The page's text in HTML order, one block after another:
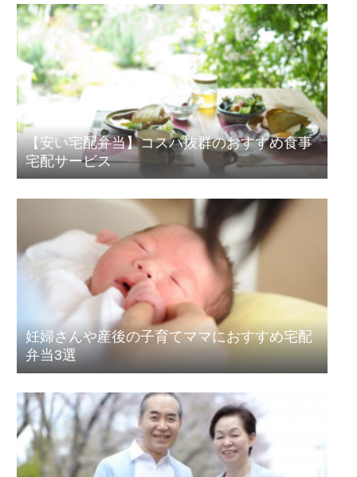
【安い宅配弁当】コスパ抜群のおすすめ食事
宅配サービス
妊婦さんや産後の子育てママにおすすめ宅配
弁当3選